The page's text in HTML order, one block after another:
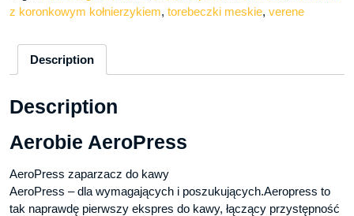
z koronkowym kołnierzykiem, torebeczki meskie, verene
Description
Description
Aerobie AeroPress
AeroPress zaparzacz do kawy
AeroPress – dla wymagających i poszukujących.Aeropress to
tak naprawdę pierwszy ekspres do kawy, łączący przystępność